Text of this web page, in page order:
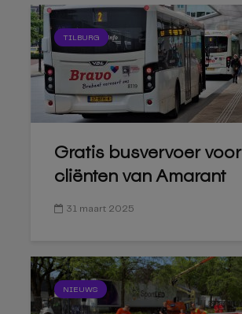
TILBURG
Gratis busvervoer voor
cliënten van Amarant
31 maart 2025
NIEUWS